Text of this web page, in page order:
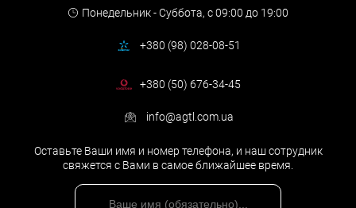
Понедельник - Суббота, с 09:00 до 19:00
+380 (98) 028-08-51
+380 (50) 676-34-45
info@agtl.com.ua
Оставьте Ваши имя и номер телефона, и наш сотрудник
свяжется с Вами в самое ближайшее время.